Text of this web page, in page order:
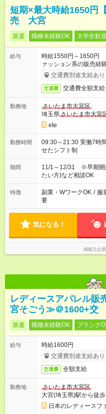
短期×最大時給1650円
売 大宮
派遣 職種未経験OK 大学生歓迎
給与
時給1550円～1650円
ァッション系の販売経
で簡単！給料前払いサ
交通費別途支給あり
交通費 交通費全額支給
勤務地
さいたま市大宮区
埼玉県さいたま市大宮
ete
勤務時間
09:30～21:30 実働7時間45分・休憩1時間30分 営業時間に合わ
せたシフト制
期間
11/1～12/31 ※早期開
たい方)など相談OK
特徴 副業・WワークOK / 服
要
気になる！
掲載元企
レディースアパレル
宮そごう≫＠1600+交
派遣 職種未経験OK ブランク
給与
時給1600円
交通費別途支給あり
交通費 全額支給
勤務地
さいたま市大宮区
大宮(埼玉県)駅から徒
日本のレディースフ